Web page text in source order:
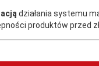
działania systemu
produktów przed